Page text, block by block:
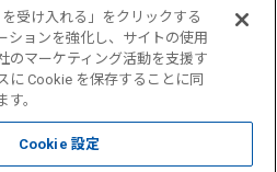
PerkinElmer All Rights reserved
を受け入れる」をクリックする
ションを強化し、サイトの使用
のマーケティング活動を支援す
に Cookie を保存することに同
。
Cookie 設定